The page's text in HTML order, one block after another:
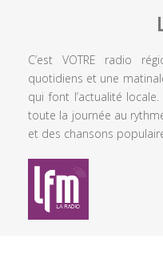
C’est VOTRE radio
quotidiens et une
qui font l’actualité
toute la journée au
et des chansons